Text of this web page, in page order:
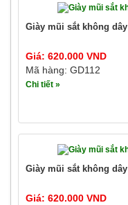
Giày mũi sắt không dây
Giá: 620.000 VND
Mã hàng: GD112
Chi tiết »
Giày mũi sắt không dây
Giá: 620.000 VND